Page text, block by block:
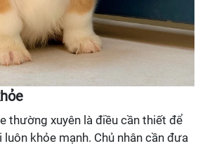
thường xuyên là điều cần thiết để
khỏe mạnh. Chủ nhân cần đưa